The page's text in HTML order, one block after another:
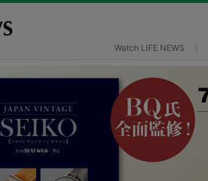
Watch LIFE NEWS